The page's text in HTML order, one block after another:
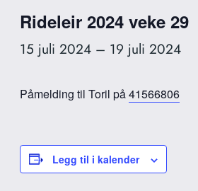
Rideleir 2024 veke 29
15 juli 2024 – 19 juli 2024
Påmelding til Toril på41566806
Legg til i kalender